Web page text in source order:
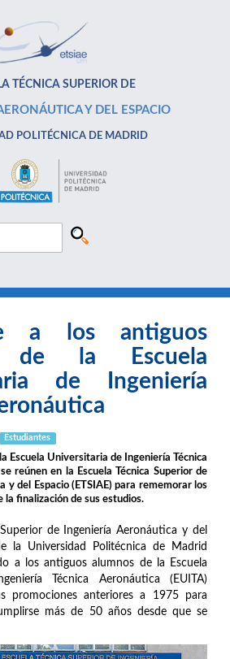
TÉCNICA SUPERIOR DE
Y DEL ESPACIO
POLITÉCNICA DE MADRID
a los antiguos
de la Escuela
de Ingeniería
Estudiantes
Escuela Universitaria de Ingeniería Técnica
reúnen en la Escuela Técnica Superior de
y del Espacio (ETSIAE) para rememorar los
la finalización de sus estudios.
de Ingeniería Aeronáutica y del
la Universidad Politécnica de Madrid
a los antiguos alumnos de la Escuela
Técnica Aeronáutica (EUITA)
promociones anteriores a 1975 para
más de 50 años desde que se